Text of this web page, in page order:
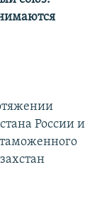
России и